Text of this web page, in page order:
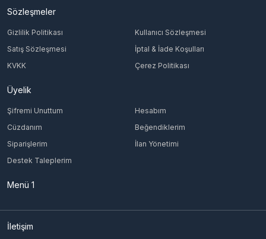
Sözleşmeler
Gizlilik Politikası
Kullanıcı Sözleşmesi
Satış Sözleşmesi
İptal & İade Koşulları
KVKK
Çerez Politikası
Üyelik
Şifremi Unuttum
Hesabım
Cüzdanım
Beğendiklerim
Siparişlerim
İlan Yönetimi
Destek Taleplerim
Menü 1
İletişim